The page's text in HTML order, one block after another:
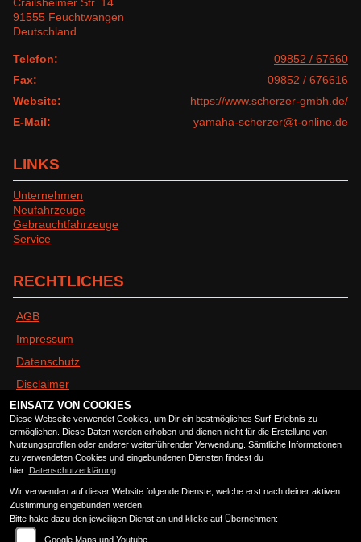
91555 Feuchtwangen
Deutschland
Telefon:
09852 / 67660
Fax:
09852 / 676616
Website:
https://www.scherzer-gmbh.de/
E-Mail:
yamaha-scherzer@t-online.de
LINKS
Unternehmen
Neufahrzeuge
Gebrauchtfahrzeuge
Service
RECHTLICHES
AGB
Impressum
Datenschutz
Disclaimer
Barrierefreiheit
ÖFFNUNGSZEITEN
Montag:
geschlossen
Dienstag:
09:00 - 13:00 und 14:00 - 18:00
Mittwoch:
EINSATZ VON COOKIES
Diese Webseite verwendet Cookies, um Dir ein bestmögliches Surf-Erlebnis zu
ermöglichen. Diese Daten werden erhoben und dienen nicht für die Erstellung von
Nutzungsprofilen oder anderer weiterführender Verwendung. Sämtliche Informationen
zu verwendeten Cookies und eingebundenen Diensten findest du
hier: Datenschutzerklärung
Wir verwenden auf dieser Website folgende Dienste, welche erst nach deiner aktiven
Zustimmung eingebunden werden.
Bitte hake dazu den jeweiligen Dienst an und klicke auf Übernehmen:
Google Maps und Youtube